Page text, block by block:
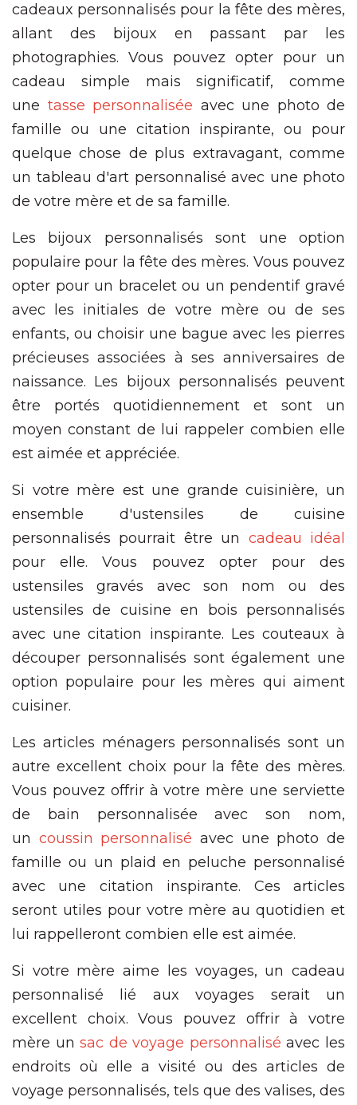
cadeaux personnalisés pour la fête des mères,
allant des bijoux en passant par les
photographies. Vous pouvez opter pour un
cadeau simple mais significatif, comme
une tasse personnalisée avec une photo de
famille ou une citation inspirante, ou pour
quelque chose de plus extravagant, comme
un tableau d'art personnalisé avec une photo
de votre mère et de sa famille.
Les bijoux personnalisés sont une option
populaire pour la fête des mères. Vous pouvez
opter pour un bracelet ou un pendentif gravé
avec les initiales de votre mère ou de ses
enfants, ou choisir une bague avec les pierres
précieuses associées à ses anniversaires de
naissance. Les bijoux personnalisés peuvent
être portés quotidiennement et sont un
moyen constant de lui rappeler combien elle
est aimée et appréciée.
Si votre mère est une grande cuisinière, un
ensemble d'ustensiles de cuisine
personnalisés pourrait être un cadeau idéal
pour elle. Vous pouvez opter pour des
ustensiles gravés avec son nom ou des
ustensiles de cuisine en bois personnalisés
avec une citation inspirante. Les couteaux à
découper personnalisés sont également une
option populaire pour les mères qui aiment
cuisiner.
Les articles ménagers personnalisés sont un
autre excellent choix pour la fête des mères.
Vous pouvez offrir à votre mère une serviette
de bain personnalisée avec son nom,
un coussin personnalisé avec une photo de
famille ou un plaid en peluche personnalisé
avec une citation inspirante. Ces articles
seront utiles pour votre mère au quotidien et
lui rappelleront combien elle est aimée.
Si votre mère aime les voyages, un cadeau
personnalisé lié aux voyages serait un
excellent choix. Vous pouvez offrir à votre
mère unsac de voyage personnalisé avec les
endroits où elle a visité ou des articles de
voyage personnalisés, tels que des valises, des